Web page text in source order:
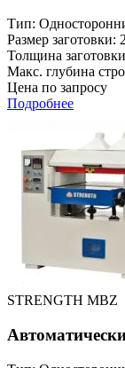
Тип:
Размер
Толщина
Макс. глубина
Цена по запросу
Подробнее
STRENGTH MBZ